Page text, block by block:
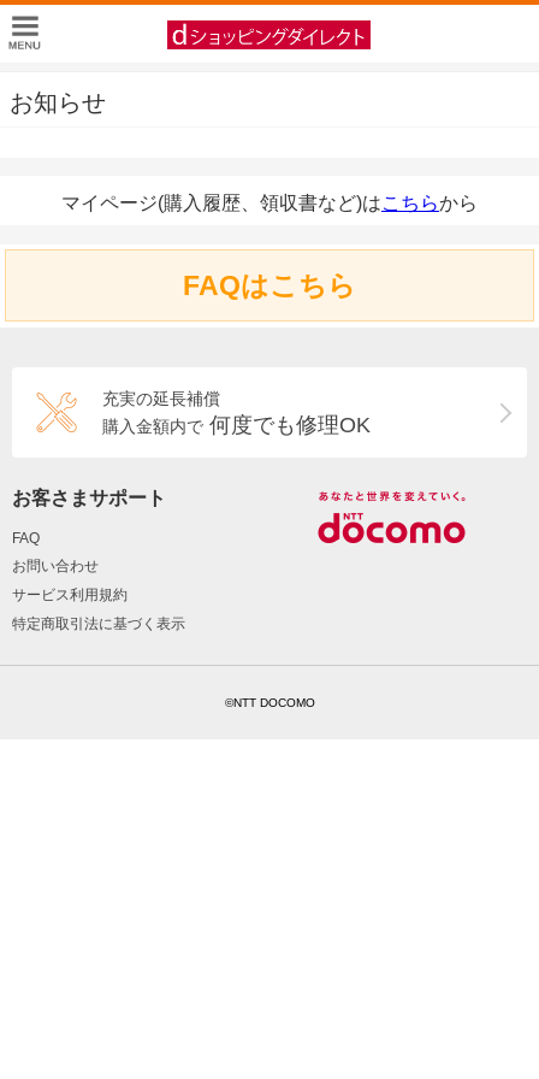
お知らせ
マイページ(購入履歴、領収書など)はこちらから
FAQはこちら
充実の延長補償
購入金額内で 何度でも修理OK
お客さまサポート
FAQ
お問い合わせ
サービス利用規約
特定商取引法に基づく表示
©NTT DOCOMO